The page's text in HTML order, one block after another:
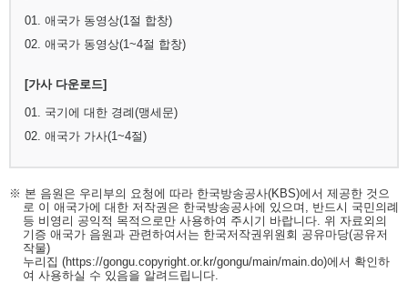
01. 애국가 동영상(1절 합창)
02. 애국가 동영상(1~4절 합창)
[가사 다운로드]
01. 국기에 대한 경례(맹세문)
02. 애국가 가사(1~4절)
※ 본 음원은 우리부의 요청에 따라 한국방송공사(KBS)에서 제공한 것으
로 이 애국가에 대한 저작권은 한국방송공사에 있으며, 반드시 국민의례
등 비영리 공익적 목적으로만 사용하여 주시기 바랍니다. 위 자료외의
기증 애국가 음원과 관련하여서는 한국저작권위원회 공유마당(공유저
작물)
누리집 (https://gongu.copyright.or.kr/gongu/main/main.do)에서 확인하
여 사용하실 수 있음을 알려드립니다.